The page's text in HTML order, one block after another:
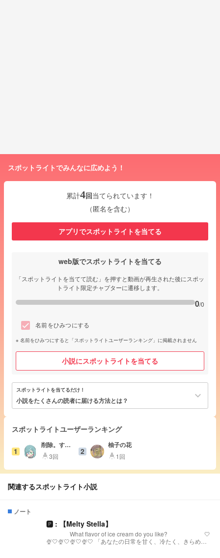
スポットライトでみんなに広めよう！
累計4回当てられています！
（匿名を含む）
アプリでスポットライトを当てる
web版でスポットライトを当てる
「スポットライトを当てて読む」を押すと動画が再生された後にスポッ
トライト限定チャプターに遷移します。
0/0
名前をひみつにする
名前をひみつにすると「スポットライトユーザーランキング」に掲載されません
小説にスポットライトを当てる
スポットライトを当てるだけ！
小説をたくさんの読者に届ける方法とは？ keyboard_arrow_down
スポットライトユーザーランキング
1
削除。すみ
ません。
highlight3回 2
柚子の花
highlight 1回
関連するスポットライト小説
ノート
🅿︎ : 【Melty Stella】
What flavor of ice cream do you like? 🤍
🍨🤍🍨🤍🍨🤍🍨🤍 「あなたの日常を甘く、冷たく、きらめか